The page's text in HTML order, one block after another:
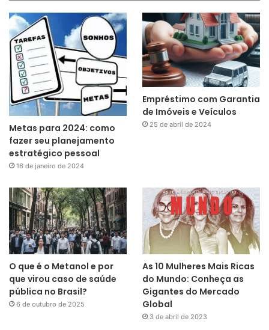
Metas para 2024: como
fazer seu planejamento
estratégico pessoal
16 de janeiro de 2024
Empréstimo com Garantia
de Imóveis e Veículos
25 de abril de 2024
O que é o Metanol e por
que virou caso de saúde
pública no Brasil?
6 de outubro de 2025
As 10 Mulheres Mais Ricas
do Mundo: Conheça as
Gigantes do Mercado
Global
3 de abril de 2023